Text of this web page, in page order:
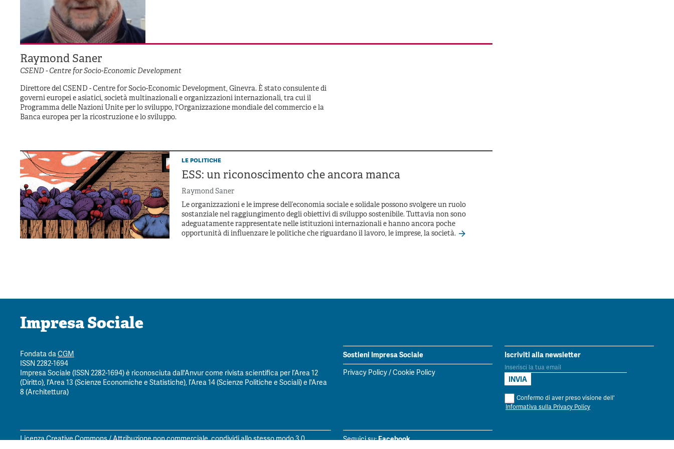
Raymond Saner
CSEND - Centre for Socio-Economic Development
Direttore del CSEND - Centre for Socio-Economic Development, Ginevra. È stato consulente di
governi europei e asiatici, società multinazionali e organizzazioni internazionali, tra cui il
Programma delle Nazioni Unite per lo sviluppo, l'Organizzazione mondiale del commercio e la
Banca europea per la ricostruzione e lo sviluppo.
le politiche
ESS: un riconoscimento che ancora manca
Raymond Saner
Le organizzazioni e le imprese dell’economia sociale e solidale possono svolgere un ruolo
sostanziale nel raggiungimento degli obiettivi di sviluppo sostenibile. Tuttavia non sono
adeguatamente rappresentate nelle istituzioni internazionali e hanno ancora poche
opportunità di influenzare le politiche che riguardano il lavoro, le imprese, la società.
Impresa Sociale
Fondata daCGM
ISSN 2282-1694
Impresa Sociale (ISSN 2282-1694) è riconosciuta dall'Anvur come rivista scientifica per l’Area 12
(Diritto), l'Area 13 (Scienze Economiche e Statistiche), l’Area 14 (Scienze Politiche e Sociali) e l'Area
8 (Architettura)
Sostieni Impresa Sociale
Privacy Policy/Cookie Policy
Iscriviti alla newsletter
Confermo di aver preso visione dell'
Informativa sulla Privacy Policy
Licenza Creative Commons / Attribuzione non commerciale, condividi allo stesso modo 3.0 Seguici su:Facebook